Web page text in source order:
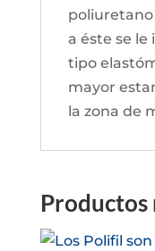
a éste se
tipo
mayor
la zona de
Productos